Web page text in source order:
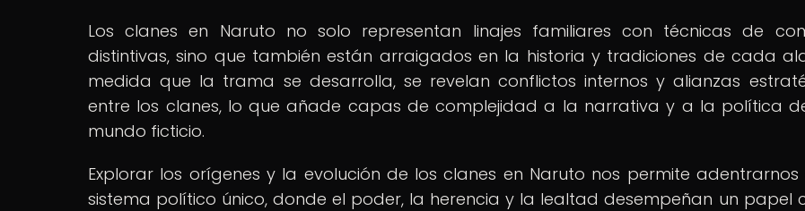
Los clanes en Naruto no solo representan linajes familiares con técnicas de
distintivas, sino que también están arraigados en la historia y tradiciones de cada
medida que la trama se desarrolla, se revelan conflictos internos y alianzas
entre los clanes, lo que añade capas de complejidad a la narrativa y a la política
mundo ficticio.
Explorar los orígenes y la evolución de los clanes en Naruto nos permite adentrarnos
sistema político único, donde el poder, la herencia y la lealtad desempeñan un papel